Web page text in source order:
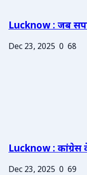
Lucknow : जब
Dec 23, 2025 0 68
Lucknow : कांग्रेस
Dec 23, 2025 0 69